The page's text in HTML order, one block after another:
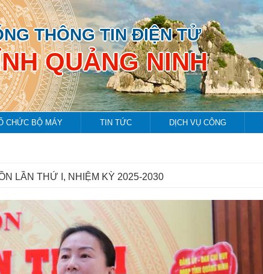
THÔNG TIN ĐIỆN TỬ
QUẢNG NINH
CHỨC BỘ MÁY TIN TỨC DỊCH VỤ CÔNG
LẦN THỨ I, NHIỆM KỲ 2025-2030